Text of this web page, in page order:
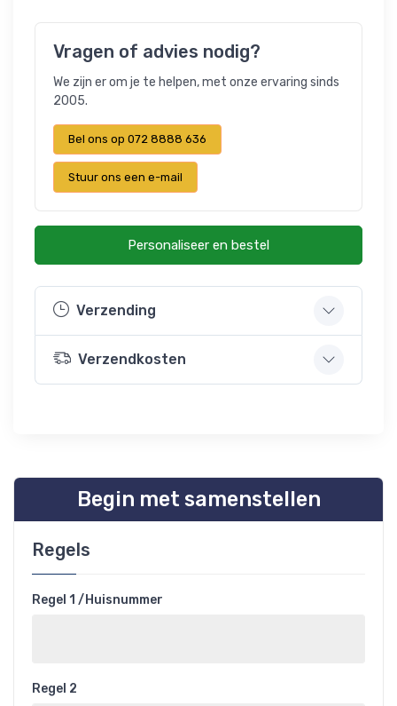
Vragen of advies nodig?
We zijn er om je te helpen, met onze ervaring sinds
2005.
Bel ons op 072 8888 636
Stuur ons een e-mail
Personaliseer en bestel
Verzending
Verzendkosten
Begin met samenstellen
Regels
Regel 1 /Huisnummer
Regel 2